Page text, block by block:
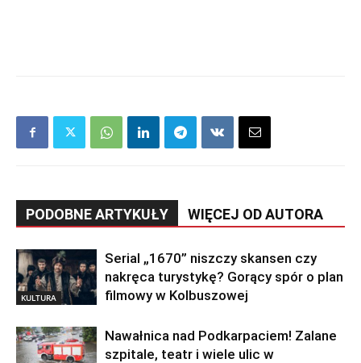
PODOBNE ARTYKUŁY WIĘCEJ OD AUTORA
KULTURA
Serial „1670” niszczy skansen czy
nakręca turystykę? Gorący spór o plan
filmowy w Kolbuszowej
Nawałnica nad Podkarpaciem! Zalane
szpitale, teatr i wiele ulic w